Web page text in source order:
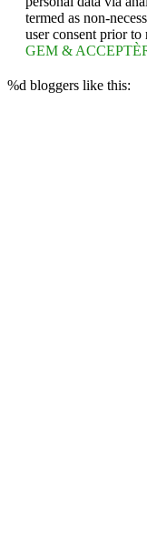
termed as non-
user consent prior
GEM &
%d bloggers like this: